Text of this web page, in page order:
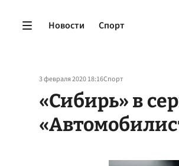
Новости Спорт
3 февраля 2020 18:16Спорт
«Сибирь» в